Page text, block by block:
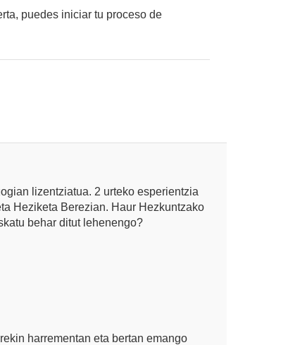
puedes iniciar tu proceso de
lizentziatua. 2 urteko esperientzia
Heziketa Berezian. Haur Hezkuntzako
behar ditut lehenengo?
harrementan eta bertan emango